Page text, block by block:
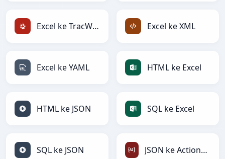
Excel ke TracWiki Excel ke XML
Excel ke YAML HTML ke Excel
HTML ke JSON SQL ke Excel
SQL ke JSON JSON ke ActionScript